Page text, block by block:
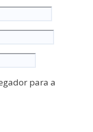
para a